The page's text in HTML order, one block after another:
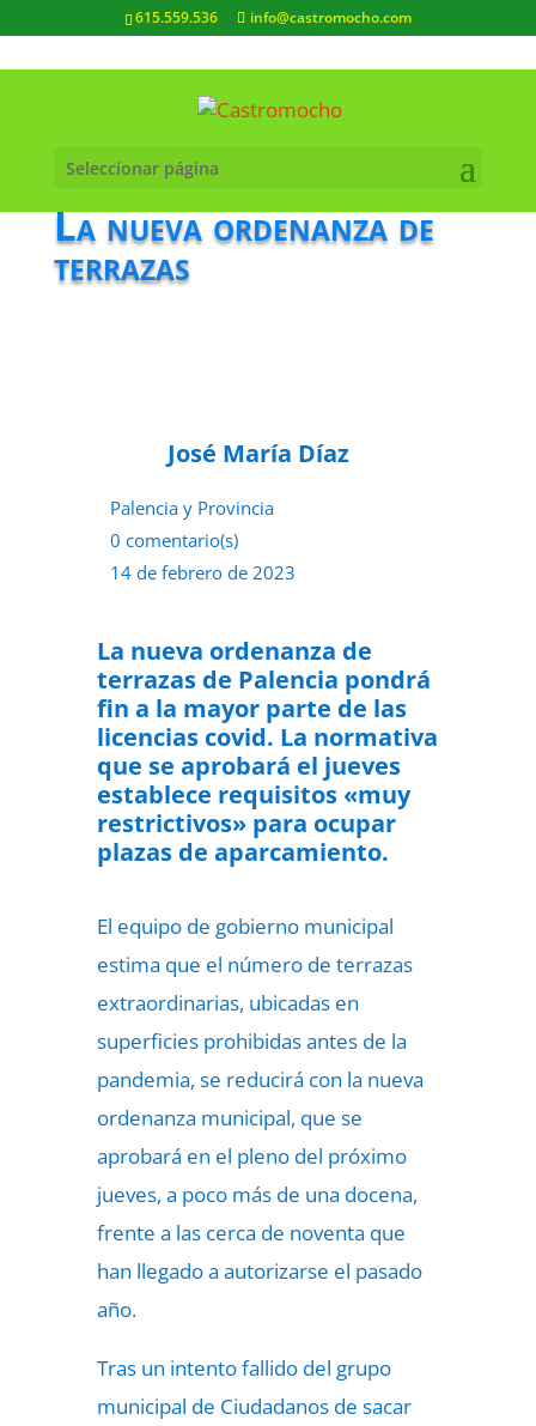
615.559.536 info@castromocho.com
Seleccionar página
La nueva ordenanza de
terrazas
José María Díaz
Palencia y Provincia
0 comentario(s)
14 de febrero de 2023
La nueva ordenanza de
terrazas de Palencia pondrá
fin a la mayor parte de las
licencias covid. La normativa
que se aprobará el jueves
establece requisitos «muy
restrictivos» para ocupar
plazas de aparcamiento.
El equipo de gobierno municipal
estima que el número de terrazas
extraordinarias, ubicadas en
superficies prohibidas antes de la
pandemia, se reducirá con la nueva
ordenanza municipal, que se
aprobará en el pleno del próximo
jueves, a poco más de una docena,
frente a las cerca de noventa que
han llegado a autorizarse el pasado
año.
Tras un intento fallido del grupo
municipal de Ciudadanos de sacar